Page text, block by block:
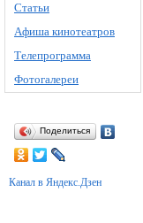
Статьи
Афиша кинотеатров
Телепрограмма
Фотогалереи
Поделиться
Канал в Яндекс.Дзен